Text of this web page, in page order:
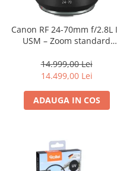
Canon RF 24-70mm f/2.8L
USM – Zoom standard
14.999,00 Lei
14.499,00 Lei
ADAUGA IN COS